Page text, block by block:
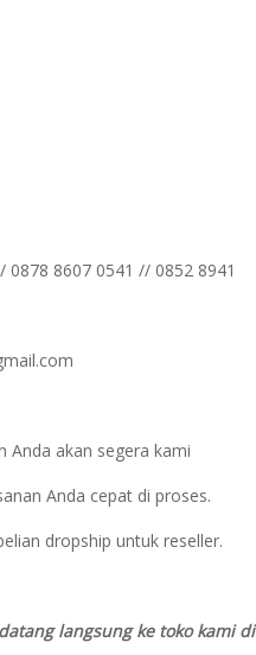
0878 8607 0541 // 0852 8941
Anda akan segera kami
Anda cepat di proses.
dropship untuk reseller.
langsung ke toko kami di